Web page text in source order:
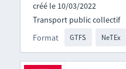
créé le 10/03/2022
Format GTFS NeTEx
Transport public collectif